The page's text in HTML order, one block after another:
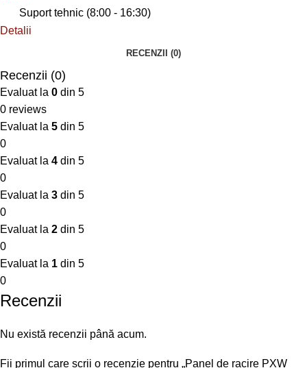
Suport tehnic (8:00 - 16:30)
Detalii
RECENZII (0)
Recenzii (0)
Evaluat la 0 din 5
0 reviews
Evaluat la 5 din 5
0
Evaluat la 4 din 5
0
Evaluat la 3 din 5
0
Evaluat la 2 din 5
0
Evaluat la 1 din 5
0
Recenzii
Nu există recenzii până acum.
Fii primul care scrii o recenzie pentru „Panel de racire PXW